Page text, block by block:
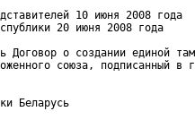
10 июня 2008 года
20 июня 2008 года
Договор о создании единой
союза, подписанный в
Беларусь